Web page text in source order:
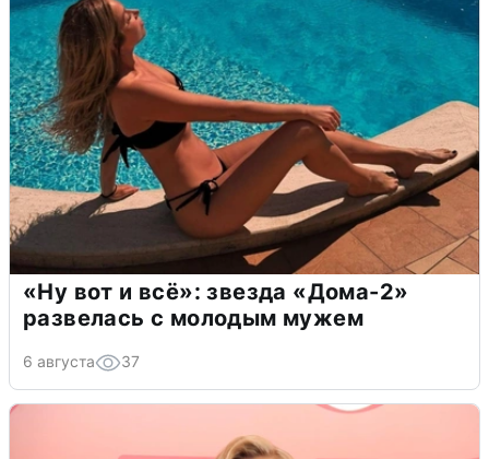
«Ну вот и всё»: звезда «Дома-2»
развелась с молодым мужем
6 августа 37